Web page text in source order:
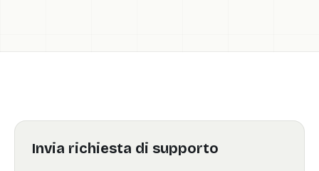
Invia richiesta di supporto